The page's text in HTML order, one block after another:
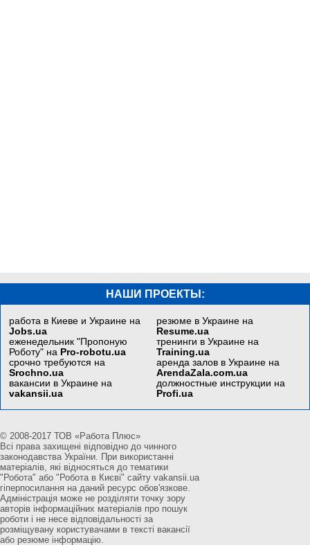
НАШИ ПРОЕКТЫ:
работа в Киеве и Украине на
Jobs.ua
еженедельник "Пропоную
Роботу" на Pro-robotu.ua
срочно требуются на
Srochno.ua
вакансии в Украине на
vakansii.ua
резюме в Украине на
Resume.ua
тренинги в Украине на
Training.ua
аренда залов в Украине на
ArendaZala.com.ua
должностные инструкции на
Profi.ua
© 2008-2017 ТОВ «Работа Плюс»
Всі права захищені відповідно до чинного
законодавства України. При використанні
матеріалів, які відносяться до тематики
"Робота" або "Робота в Києві" сайту vakansii.ua
гіперпосилання на даний ресурс обов'язкове.
Адміністрація може не розділяти точку зору
авторів інформаційних матеріалів про пошук
роботи і не несе відповідальності за
розміщувану користувачами в тексті вакансії
або резюме інформацію.